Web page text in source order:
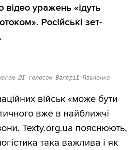
відео уражень «ідуть
Російські зет-
ШІ голосом Валерії Павленко
військ «може бути
вже в найближчі
Texty.org.ua пояснюють,
така важлива і як